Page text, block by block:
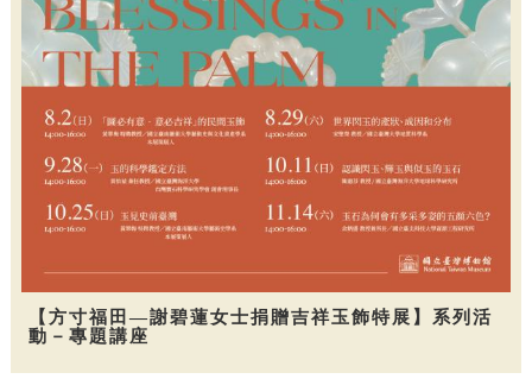
【方寸福田—謝碧蓮女士捐贈吉祥玉飾特展】系列活
動－專題講座